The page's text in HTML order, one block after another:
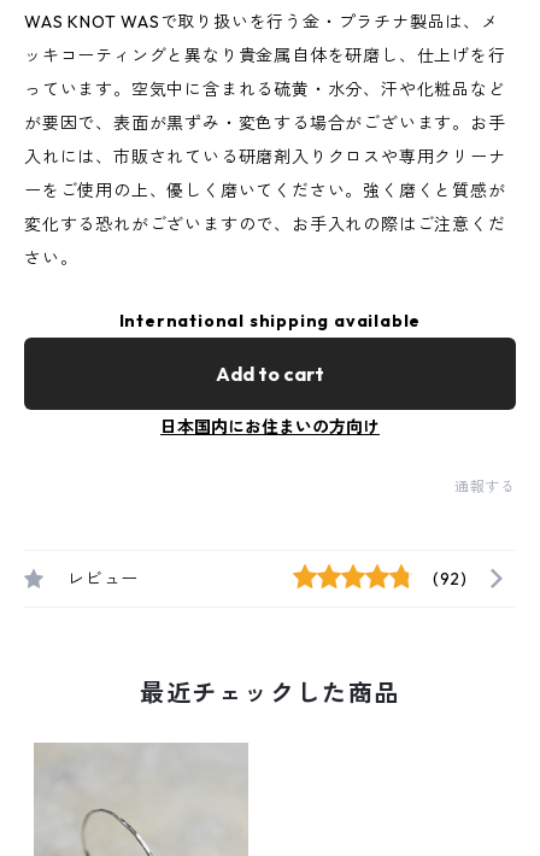
WAS KNOT WASで取り扱いを行う金・プラチナ製品は、メ
ッキコーティングと異なり貴金属自体を研磨し、仕上げを行
っています。空気中に含まれる硫黄・水分、汗や化粧品など
が要因で、表面が黒ずみ・変色する場合がございます。お手
入れには、市販されている研磨剤入りクロスや専用クリーナ
ーをご使用の上、優しく磨いてください。強く磨くと質感が
変化する恐れがございますので、お手入れの際はご注意くだ
さい。
International shipping available
Add to cart
日本国内にお住まいの方向け
通報する
レビュー (92)
最近チェックした商品